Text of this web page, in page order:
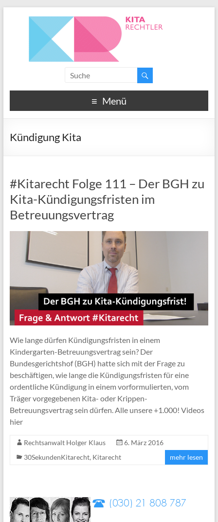
Menü
Kündigung Kita
#Kitarecht Folge 111 – Der BGH zu
Kita-Kündigungsfristen im
Betreuungsvertrag
Wie lange dürfen Kündigungsfristen in einem
Kindergarten-Betreuungsvertrag sein? Der
Bundesgerichtshof (BGH) hatte sich mit der Frage zu
beschäftigen, wie lange die Kündigungsfristen für eine
ordentliche Kündigung in einem vorformulierten, vom
Träger vorgegebenen Kita- oder Krippen-
Betreuungsvertrag sein dürfen. Alle unsere +1.000! Videos
hier
Rechtsanwalt Holger Klaus
6. März 2016
30SekundenKitarecht, Kitarecht mehr lesen